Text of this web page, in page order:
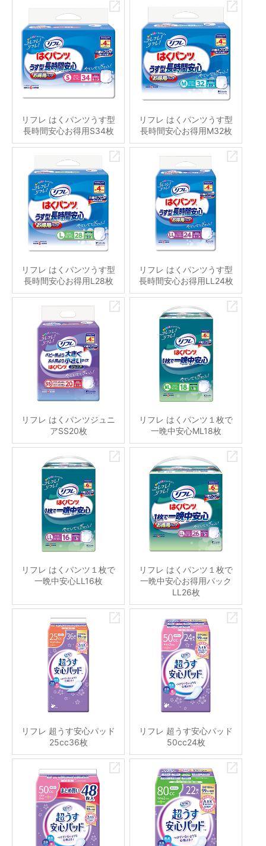
リフレ はくパンツうす型
長時間安心お得用S34枚
リフレ はくパンツうす型
長時間安心お得用M32枚
リフレ はくパンツうす型
長時間安心お得用L28枚
リフレ はくパンツうす型
長時間安心お得用LL24枚
リフレ はくパンツジュニ
アSS20枚
リフレ はくパンツ１枚で
一晩中安心ML18枚
リフレ はくパンツ１枚で
一晩中安心LL16枚
リフレ はくパンツ１枚で
一晩中安心お得用パック
LL26枚
リフレ 超うす安心パッド
25cc36枚
リフレ 超うす安心パッド
50cc24枚